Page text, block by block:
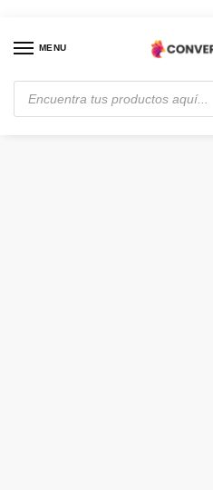
MENU
Inicio / Vigilancia de Video /